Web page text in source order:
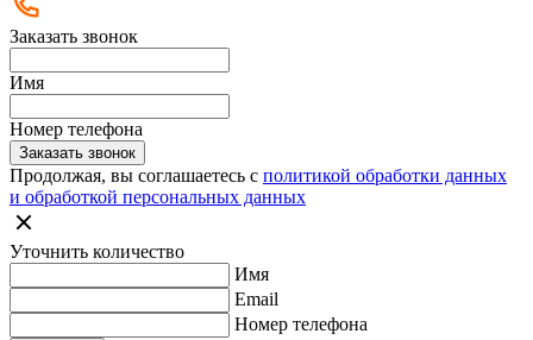
Заказать звонок
Имя
Номер телефона
Заказать звонок
Продолжая, вы соглашаетесь с политикой обработки данных
и обработкой персональных данных
Уточнить количество
Имя
Email
Номер телефона